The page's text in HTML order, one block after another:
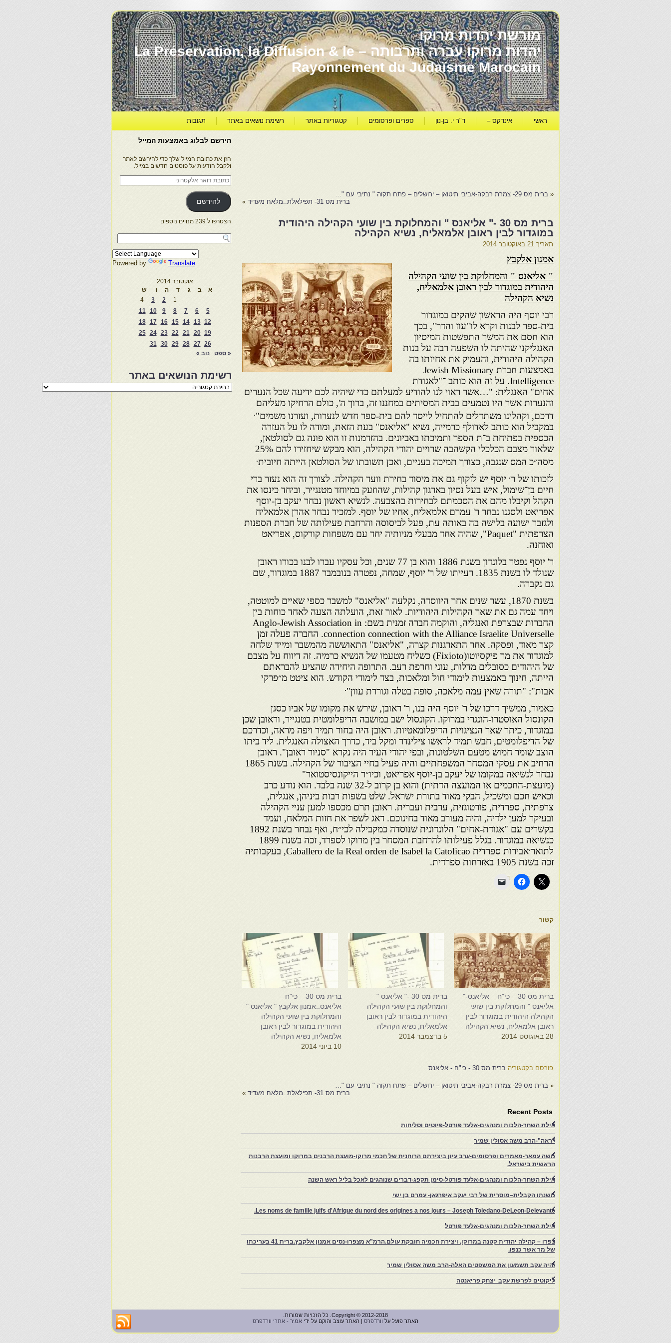
מורשת יהדות מרוקו
יהדות מרוקו עברה ותרבותה – La Préservation, la Diffusion & le
Rayonnement du Judaïsme Marocain
ראשי אינדקס – ד"ר י. בן-נון ספרים ופרסומים קטגוריות באתר רשימת נושאים באתר תגובות
« ברית מס 29- צמרת רבקה-אביבי תיטואן – ירושלים – פתח תקוה " נתיבי עם "…
ברית מס 31- תפילאלת..מלאח מעדיד
»
ברית מס 30 -" אליאנס " והמחלוקת בין שועי הקהילה היהודית
במוגדור לבין ראובן אלמאליח, נשיא הקהילה
תאריך 21 באוקטובר 2014
אמנון אלקבץ
" אליאנס " והמחלוקת בין שועי הקהילה
היהודית במוגדור לבין ראובן אלמאליח,
נשיא הקהילה
רבי יוסף היה הראשון שהקים במוגדור
בית-ספר לבנות וקרא לו"עוז והדר", בכך
הוא חסם את המשך התפשטות המיסיון
האנגליקני שהיתה לו השפעה רבה על בנות
הקהילה היהודית, והעמיק את אחיזתו בה
באמצעות חברת Jewish Missionary
Intelligence. על זה הוא כותב ־"לאגודת
אחים" האנגלית: "…אשר ראוי לנו להודיע למעלתם כדי שיהיה לכם ידיעה שכל הנערים
והנערות אשר היו נטמעים בבית המסיתים במחננו זה, ברוך ה', כולם הרחיקו מעליהם
דרכם, וקהלינו משתדלים להתחיל לייסד להם בית-ספר חדש לנערות, ועזרנו משמים".
במקביל הוא כותב לאדולף כרמייה, נשיא "אליאנס" בעת הזאת, ומודה לו על העזרה
הכספית בפתיחת ב־ת הספר ותמיכתו באביונים. בהזדמנות זו הוא פונה גם לסולטאן,
שלאור מצבם הכלכלי הקשה
בה שרויים יהודי הקהילה, הוא מבקש שיחזירו להם 25%
מסה״כ המס שנגבה, כצורך תמיכה בעניים, ואכן תשובתו של הסולטאן הייתה חיובית.
לזכותו של ר׳ יוסף יש לזקוף גם את מיסוד בחירת וועד הקהילה. לצורך זה הוא נעזר ברי
חיים בן־שימול, איש בעל נסיון בארגון קהילות, שהוזעק במיוחד מטנגייר, וביחד כינסו את
הקהל וקיבלו מהם את הסכמתם לבחירות בהצבעה. לנשיא ראשון נבחר יעקב בן-יוסף
אפריאט ולסגנו נבחר ר' עמרם אלמאליח, אחיו של יוסף. למזכיר נבחר אהרן אלמאליח
ולגזבר ישועה בלישה בה באותה עת, פעל לביסוסה והרחבת פעילותה של חברת הספנות
הצרפתית "Paquet", שהיה אחד מבעלי מניותיה יחד עם משפחות קורקוס, אפריאט
ואוחנה.
ר' יוסף נפטר בלונדון בשנת 1886 והוא בן 77 שנים, וכל עסקיו עברו לבנו בכורו ראובן
שנולד לו בשנת 1835. רעייתו של ר' יוסף, שמחה, נפטרה בנובמבר 1887 במוגדור, שם
גם נקברה.
בשנת 1870, עשר שנים אחר היווסדה, נקלעה "אליאנס" למשבר כספי שאיים למוטטה,
ויחד עמה גם את שאר הקהילות היהודיות. לאור זאת, הועלתה הצעה לאחד כוחות בין
החברות שבצרפת ואנגליה, והוקמה חברה זמנית בשם: Anglo-Jewish Association in
connection connection with the Alliance Israelite Universelle. החברה פעלה זמן
קצר מאוד, ופסקה. אחר התארגנות קצרה, "אליאנס" התאוששה מהמשבר ומייד שלחה
למוגדור את מר פיקסיוטו(Fixioto) כשליח מטעמו של הנשיא כרמיה. זה דיווח על מצבם
של היהודים כסובלים מדלות, עוני וחרפת רעב. התרופה היחידה שהציע להבראתם
הייתה, חינוך באמצעות לימודי חול ומלאכות, בצד לימודי הקודש. הוא ציטט מ״פרקי
אבות": "תורה שאין עמה מלאכה, סופה בטלה וגוררת עוון".
כאמור, ממשיך דרכו של ר' יוסף היה בנו, ר' ראובן, שירש את מקומו של אביו כסגן
הקונסול האוסטרו-הונגרי במרוקו. הקונסול ישב במושבה הדיפלומטית בטנגייר, וראובן שכן
במוגדור, כיתר שאר הנציגויות הדיפלומאטיות. ראובן היה בחור תמיר ויפה מראה, וכדרכם
של הדיפלומטים, חבש תמיד לראשו צילינדר ומקל ביד, כדרך האצולה האנגלית. ליד ביתו
הוצב שומר חמוש מטעם השלטונות, ובפי יהודי העיר היה נקרא "סניור ראובן". ראובן
הרחיב את עסקי המסחר המשפחתיים והיה פעיל בחיי הציבור של הקהילה. בשנת 1865
נבחר לנשיאה במקומו של יעקב בן-יוסף אפריאט, וכיו״ר הייקונסיסטואר"
(מועצת-החכמים או המועצה הדתית) והוא בן קרוב ל-32 שנה בלבד. הוא נודע כרב
וכאיש חכם ומשכיל, הבקי מאוד בתורת ישראל. שלט בשפות רבות ביניהן, אנגלית,
צרפתית, ספרדית, פורטוגזית, ערבית ועברית. ראובן תרם מכספו למען עניי הקהילה
ובעיקר למען ילדיה, והיה מעורב מאוד בחינוכם. דאג לשפר את חזות המלאח, ועמד
בקשרים עם "אגודת-אחים" הלונדונית שנוסדה כמקבילה לכי״ח, ואף נבחר בשנת 1892
כנשיאה במוגדור. בגלל פעילותו להרחבת המסחר בין מרוקו לספרד, זכה בשנת 1899
לתואר
׳אבירות ספרדית Caballero de la Real orden de Isabel la Catolicao, בעקבותיה
זכה בשנת 1905 באזרחות ספרדית.
קשור
ברית מס 30 – כי"ח – אליאנס-"
אליאנס " והמחלוקת בין שועי
הקהילה היהודית במוגדור לבין
ראובן אלמאליח, נשיא הקהילה
28 באוגוסט 2014
ברית מס 30 -" אליאנס "
והמחלוקת בין שועי הקהילה
היהודית במוגדור לבין ראובן
אלמאליח, נשיא הקהילה
5 בדצמבר 2014
ברית מס 30 – כי"ח –
אליאנס..אמנון אלקבץ " אליאנס "
והמחלוקת בין שועי הקהילה
היהודית במוגדור לבין ראובן
אלמאליח, נשיא הקהילה
10 ביוני 2014
פורסם בקטגוריה ברית מס 30 - כי"ח - אליאנס
« ברית מס 29- צמרת רבקה-אביבי תיטואן – ירושלים – פתח תקוה " נתיבי עם "…
ברית מס 31- תפילאלת..מלאח מעדיד
»
Recent Posts
אילת השחר-הלכות ומנהגים-אלעד פורטל-פיוטים וסליחות
"ראה"-הרב משה אסולין שמיר
משה עמאר-מאמרים ופרסומים-ערב עיון ביצירתם הרוחנית של חכמי מרוקו-מועצת הרבנים במרוקו ומועצת הרבנות
הראשית בישראל.
אילת השחר-הלכות ומנהגים-אלעד פורטל-סימן תקפג-דברים שנוהגים לאכל בליל ראש השנה
משנתו הקבלית–מוסרית של רבי יעקב איפרגאן- עמרם בן ישי
Les noms de famille juifs d'Afrique du nord des origines a nos jours – Joseph Toledano-DeLeon-Delevante.
אילת השחר-הלכות ומנהגים-אלעד פורטל
צפרו – קהילה יהודית קטנה במרוקו, ויצירת חכמיה חובקת עולם.הרמ"א מצפרו-נסים אמנון אלקבץ.ברית 41 בעריכתו
של מר אשר כנפו.
והיה עקב תשמעון את המשפטים האלה-הרב משה אסולין שמיר
ליקוטים לפרשת עקב יצחק פריאנטה
הירשם לבלוג באמצעות המייל
הזן את כתובת המייל שלך כדי להירשם לאתר
ולקבל הודעות על פוסטים חדשים במייל.
כתובת
דואר
אלקטרוני
להירשם
הצטרפו ל 239 מנויים נוספים
Powered by Translate
אוקטובר 2014
א
ב ג ד ה ו
ש
1
2
3
4
5
6
7
8
9
10
11
12
13
14
15
16
17
18
19
20
21
22
23
24
25
26
27
28
29
30
31
« ספט
נוב »
רשימת הנושאים באתר
רשימת
הנושאים
Copyright © 2012-2018. כל הזכויות שמורות.
האתר פועל על וורדפרס | האתר עוצב והוקם על ידי אמיר - אתרי וורדפרס